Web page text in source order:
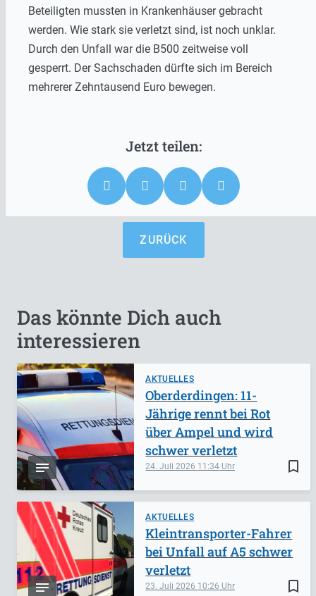
Beteiligten mussten in Krankenhäuser gebracht
werden. Wie stark sie verletzt sind, ist noch unklar.
Durch den Unfall war die B500 zeitweise voll
gesperrt. Der Sachschaden dürfte sich im Bereich
mehrerer Zehntausend Euro bewegen.
ZURÜCK
Das könnte Dich auch
interessieren
AKTUELLES
bookmark_border
24. Juli 2026 11:34
Oberderdingen: 11-
Jährige rennt bei Rot
über Ampel und wird
schwer verletzt
AKTUELLES
bookmark_border
23. Juli 2026 10:26
Kleintransporter-Fahrer
bei Unfall auf A5 schwer
verletzt